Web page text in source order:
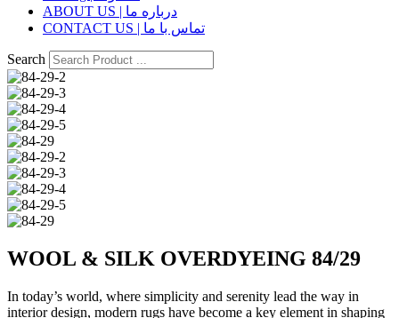
ABOUT US | درباره ما
CONTACT US | تماس با ما
Search
WOOL & SILK OVERDYEING 84/29
In today’s world, where simplicity and serenity lead the way in
interior design, modern rugs have become a key element in shaping